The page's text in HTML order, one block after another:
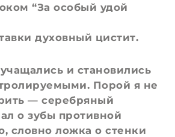
“За особый удой
духовный цистит.
и становились
Порой я не
— серебряный
о зубы противной
словно ложка о стенки